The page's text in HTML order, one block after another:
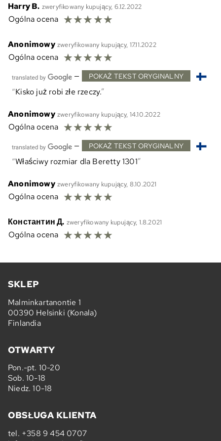
Harry B. zweryfikowany kupujący, 6.12.2022
Ogólna ocena ☆☆☆☆☆
Anonimowy zweryfikowany kupujący, 17.11.2022
Ogólna ocena ☆☆☆☆☆
— POKAŻ TEKST ORYGINALNY
Kisko już robi złe rzeczy.
Anonimowy zweryfikowany kupujący, 14.10.2022
Ogólna ocena ☆☆☆☆☆
— POKAŻ TEKST ORYGINALNY
Właściwy rozmiar dla Beretty 1301
Anonimowy zweryfikowany kupujący, 8.10.2021
Ogólna ocena ☆☆☆☆☆
Константин Д. zweryfikowany kupujący, 1.8.2021
Ogólna ocena ☆☆☆☆☆
SKLEP
Malminkartanontie 1
00390 Helsinki (Konala)
Finlandia
OTWARTY
Pon.-pt. 10-20
Sob. 10-18
Niedz. 10-18
OBSŁUGA KLIENTA
tel. +358 9 454 0707